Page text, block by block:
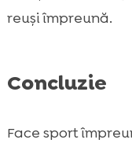
reuși împreună.
Concluzie
Face sport